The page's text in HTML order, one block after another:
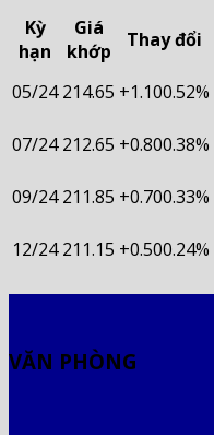
Kỳ
hạn
Giá
khớp
Thay đổi
05/24 214.65 +1.100.52%
07/24 212.65 +0.800.38%
09/24 211.85 +0.700.33%
12/24 211.15 +0.500.24%
VĂN PHÒNG